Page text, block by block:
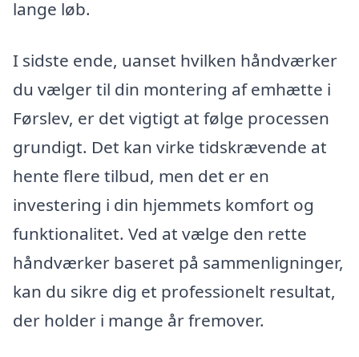
lange løb.
I sidste ende, uanset hvilken håndværker
du vælger til din montering af emhætte i
Førslev, er det vigtigt at følge processen
grundigt. Det kan virke tidskrævende at
hente flere tilbud, men det er en
investering i din hjemmets komfort og
funktionalitet. Ved at vælge den rette
håndværker baseret på sammenligninger,
kan du sikre dig et professionelt resultat,
der holder i mange år fremover.